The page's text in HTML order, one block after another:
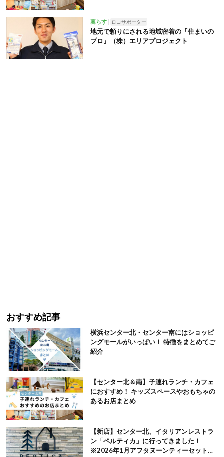
暮らす ロコサポーター
地元で頼りにされる地域密着の『住まいの
プロ』（株）エリアプロジェクト
おすすめ記事
横浜センター北・センター南にはショッピ
ングモールがいっぱい！ 特徴をまとめてご
紹介
【センター北＆南】子連れランチ・カフェ
におすすめ！ キッズスペースやおもちゃの
あるお店まとめ
【新店】センター北、イタリアンレストラ
ン「ペルティカ」に行ってきました！
※2026年1月アフタヌーンティーセット追